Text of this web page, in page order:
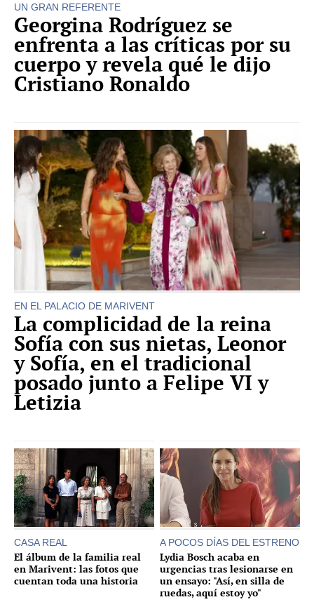
UN GRAN REFERENTE
Georgina Rodríguez se
enfrenta a las críticas por su
cuerpo y revela qué le dijo
Cristiano Ronaldo
EN EL PALACIO DE MARIVENT
La complicidad de la reina
Sofía con sus nietas, Leonor
y Sofía, en el tradicional
posado junto a Felipe VI y
Letizia
CASA REAL
El álbum de la familia real
en Marivent: las fotos que
cuentan toda una historia
A POCOS DÍAS DEL ESTRENO
Lydia Bosch acaba en
urgencias tras lesionarse en
un ensayo: "Así, en silla de
ruedas, aquí estoy yo"